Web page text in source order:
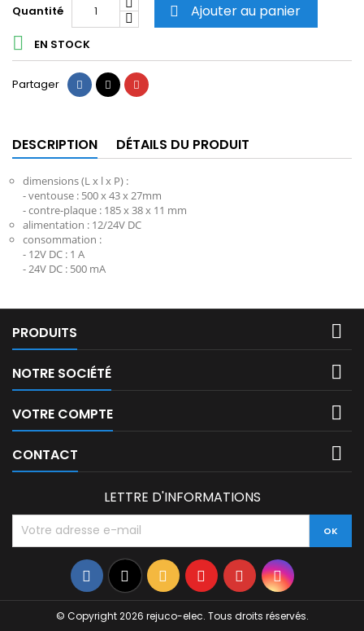
Quantité  Ajouter au panier
 EN STOCK
Partager PartagerTweet Pinterest
DESCRIPTION DÉTAILS DU PRODUIT
dimensions (L x l x P) :
- ventouse : 500 x 43 x 27mm
- contre-plaque : 185 x 38 x 11 mm
alimentation : 12/24V DC
consommation :
- 12V DC : 1 A
- 24V DC : 500 mA
PRODUITS 
NOTRE SOCIÉTÉ 
VOTRE COMPTE 
CONTACT 
LETTRE D'INFORMATIONS
Facebook
TwitterRss YouTubePinterestInstagram
© Copyright 2026 rejuco-elec. Tous droits réservés.